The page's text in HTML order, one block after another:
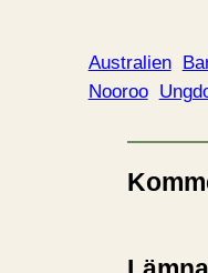
Australien
Nooroo